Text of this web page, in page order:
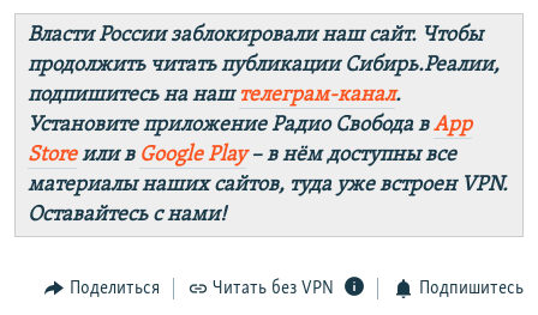
Власти России заблокировали наш сайт. Чтобы
продолжить читать публикации Сибирь.Реалии,
подпишитесь на наш телеграм-канал.
Установите приложение Радио Свобода вApp
Storeили в Google Play– в нём доступны все
материалы наших сайтов, туда уже встроен VPN.
Оставайтесь с нами!
Поделиться Читать без VPN Подпишитесь